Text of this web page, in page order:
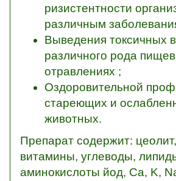
ризистентности
различным
Выведения токсичных
различного рода
отравлениях ;
Оздоровительной
стареющих и
животных.
Препарат содержит:
витамины, углеводы,
аминокислоты йод, Ca, K,